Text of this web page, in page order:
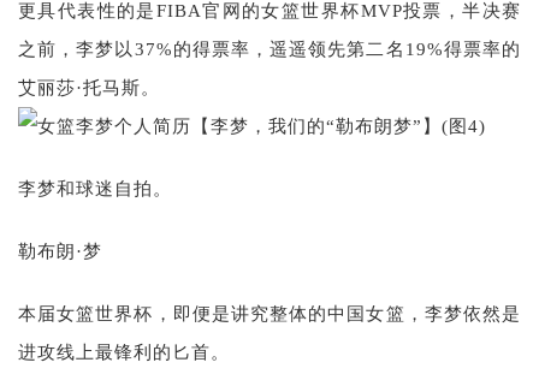
更具代表性的是FIBA官网的女篮世界杯MVP投票，半决赛
之前，李梦以37%的得票率，遥遥领先第二名19%得票率的
艾丽莎·托马斯。
李梦和球迷自拍。
勒布朗·梦
本届女篮世界杯，即便是讲究整体的中国女篮，李梦依然是
进攻线上最锋利的匕首。